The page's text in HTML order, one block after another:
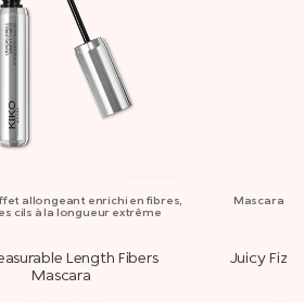
allongeant enrichi en fibres,
cils à la longueur extrême
Length Fibers
Mascara
Mascara
Juicy Fizz